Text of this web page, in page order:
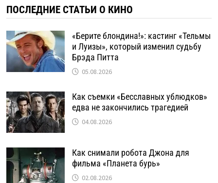
ПОСЛЕДНИЕ СТАТЬИ О КИНО
«Берите блондина!»: кастинг «Тельмы
и Луизы», который изменил судьбу
Брэда Питта
05.08.2026
Как съемки «Бесславных ублюдков»
едва не закончились трагедией
04.08.2026
Как снимали робота Джона для
фильма «Планета бурь»
02.08.2026